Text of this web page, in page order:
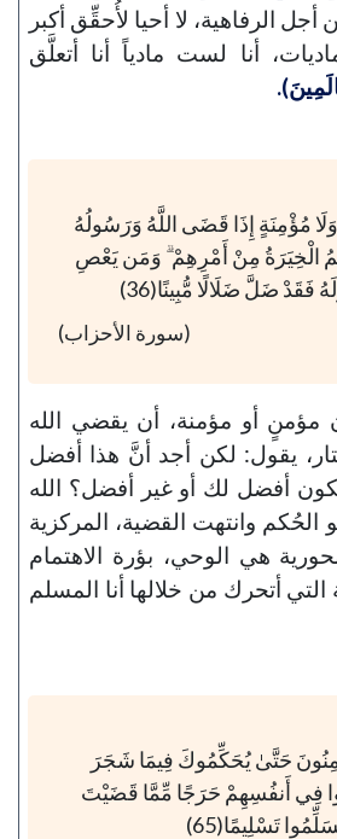
أجل الرفاهية، لا أحيا لأُحقِّق أكبر
أنا لست مادياً أنا أتعلَّق
مُؤْمِنَةٍ إِذَا قَضَى اللَّهُ وَرَسُولُهُ
الْخِيَرَةُ مِنْ أَمْرِهِمْ ۗ وَمَن يَعْصِ
فَقَدْ ضَلَّ ضَلَالًا مُّبِينًا(36)
(سورة الأحزاب)
أو مؤمنة، أن يقضي الله
يقول: لكن أجد أنَّ هذا أفضل
أفضل لك أو غير أفضل؟ الله
الحُكم وانتهت القضية، المركزية
هي الوحي، بؤرة الاهتمام
أتحرك من خلالها أنا المسلم
حَتَّىٰ يُحَكِّمُوكَ فِيمَا شَجَرَ
فِي أَنفُسِهِمْ حَرَجًا مِّمَّا قَضَيْتَ
تَسْلِيمًا(65)